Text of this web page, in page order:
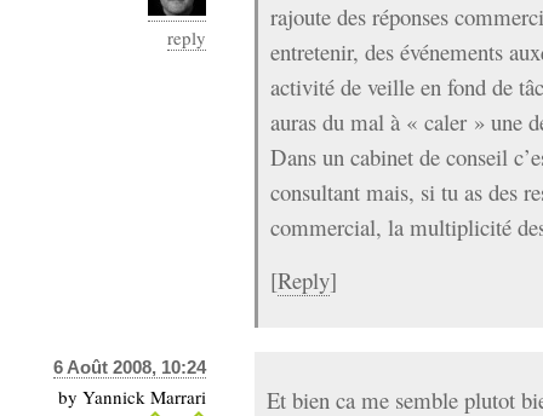
reply
rajoute des réponses
entretenir, des événements
activité de veille en fond de
auras du mal à « caler » une
Dans un cabinet de conseil
consultant mais, si tu as des
commercial, la multiplicité
[Reply]
6 Août 2008, 10:24
by Yannick Marrari
Et bien ca me semble plutot